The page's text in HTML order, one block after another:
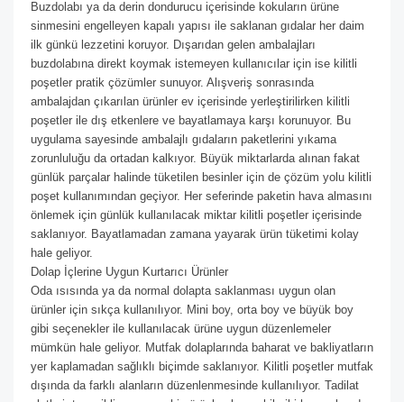
Buzdolabı ya da derin dondurucu içerisinde kokuların ürüne
sinmesini engelleyen kapalı yapısı ile saklanan gıdalar her daim
ilk günkü lezzetini koruyor. Dışarıdan gelen ambalajları
buzdolabına direkt koymak istemeyen kullanıcılar için ise kilitli
poşetler pratik çözümler sunuyor. Alışveriş sonrasında
ambalajdan çıkarılan ürünler ev içerisinde yerleştirilirken kilitli
poşetler ile dış etkenlere ve bayatlamaya karşı korunuyor. Bu
uygulama sayesinde ambalajlı gıdaların paketlerini yıkama
zorunluluğu da ortadan kalkıyor. Büyük miktarlarda alınan fakat
günlük parçalar halinde tüketilen besinler için de çözüm yolu kilitli
poşet kullanımından geçiyor. Her seferinde paketin hava almasını
önlemek için günlük kullanılacak miktar kilitli poşetler içerisinde
saklanıyor. Bayatlamadan zamana yayarak ürün tüketimi kolay
hale geliyor.
Dolap İçlerine Uygun Kurtarıcı Ürünler
Oda ısısında ya da normal dolapta saklanması uygun olan
ürünler için sıkça kullanılıyor. Mini boy, orta boy ve büyük boy
gibi seçenekler ile kullanılacak ürüne uygun düzenlemeler
mümkün hale geliyor. Mutfak dolaplarında baharat ve bakliyatların
yer kaplamadan sağlıklı biçimde saklanıyor. Kilitli poşetler mutfak
dışında da farklı alanların düzenlenmesinde kullanılıyor. Tadilat